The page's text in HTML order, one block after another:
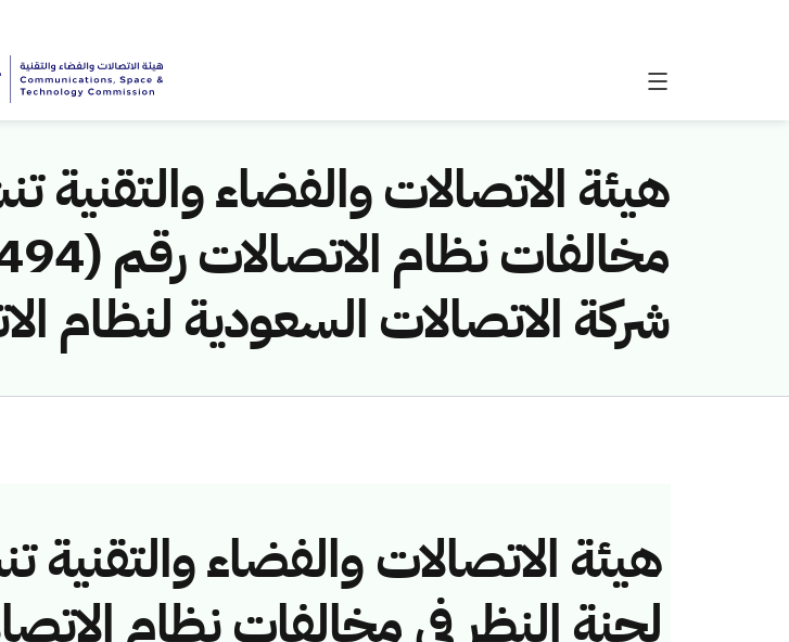
هيئة الاتصالات والفضاء والتقنية
شركة الاتصالات السعودية لنظام
هيئة الاتصالات والفضاء والتقنية
لجنة النظر في مخالفات نظام